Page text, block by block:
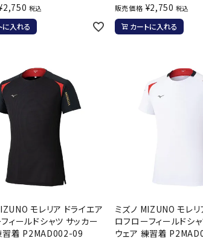
競泳水着・練習水着
スイムキャップ
ゴーグル
その他アクセサリー
マリンスポーツ
メンズラン
ランニングウ
ランニング
ランニングソ
ランニングキ
ランニング
その他アク
トレーニング用品
トレーニング用品
健康グッズ
アウト
メンズアウ
ウィメンズア
NIKE Nittaku Ocean
PENALTY Prince
ReefTourer
2,750 税込
に入れる
販売価格 ¥2,750 税込
カートに入れる
モレリア ドライエア
ィールドシャツ サッカー
習着 P2MAD002-09
ミズノ MIZUNO モレリ
ロフローフィールドシ
ウェア 練習着